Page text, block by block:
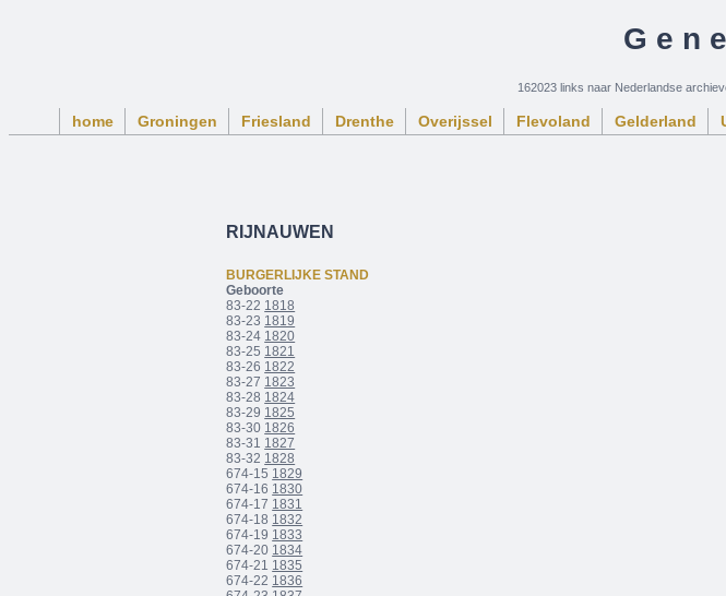
162023 links naar Nederlandse
home Groningen Friesland Drenthe Overijssel Flevoland Gelderland
RIJNAUWEN
BURGERLIJKE STAND
Geboorte
83-22 1818
83-23 1819
83-24 1820
83-25 1821
83-26 1822
83-27 1823
83-28 1824
83-29 1825
83-30 1826
83-31 1827
83-32 1828
674-15 1829
674-16 1830
674-17 1831
674-18 1832
674-19 1833
674-20 1834
674-21 1835
674-22 1836